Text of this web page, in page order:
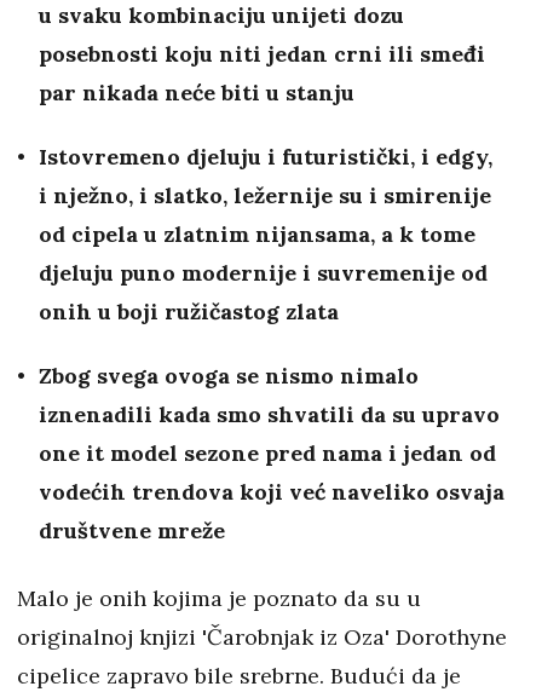
u svaku kombinaciju unijeti dozu
posebnosti koju niti jedan crni ili smeđi
par nikada neće biti u stanju
Istovremeno djeluju i futuristički, i edgy,
i nježno, i slatko, ležernije su i smirenije
od cipela u zlatnim nijansama, a k tome
djeluju puno modernije i suvremenije od
onih u boji ružičastog zlata
Zbog svega ovoga se nismo nimalo
iznenadili kada smo shvatili da su upravo
one it model sezone pred nama i jedan od
vodećih trendova koji već naveliko osvaja
društvene mreže
Malo je onih kojima je poznato da su u
originalnoj knjizi 'Čarobnjak iz Oza' Dorothyne
cipelice zapravo bile srebrne. Budući da je